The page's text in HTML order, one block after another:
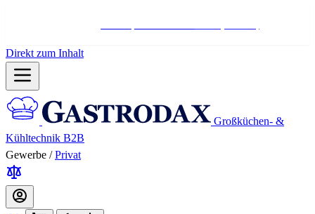
Direkt zum Inhalt
Großküchen- &
Kühltechnik B2B
Gewerbe / Privat